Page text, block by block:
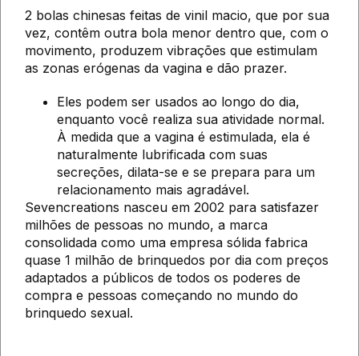
2 bolas chinesas feitas de vinil macio, que por sua
vez, contêm outra bola menor dentro que, com o
movimento, produzem vibrações que estimulam
as zonas erógenas da vagina e dão prazer.
Eles podem ser usados ao longo do dia,
enquanto você realiza sua atividade normal.
À medida que a vagina é estimulada, ela é
naturalmente lubrificada com suas
secreções, dilata-se e se prepara para um
relacionamento mais agradável.
Sevencreations nasceu em 2002 para satisfazer
milhões de pessoas no mundo, a marca
consolidada como uma empresa sólida fabrica
quase 1 milhão de brinquedos por dia com preços
adaptados a públicos de todos os poderes de
compra e pessoas começando no mundo do
brinquedo sexual.